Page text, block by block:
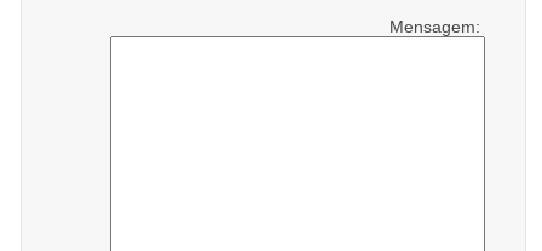
Mensagem: